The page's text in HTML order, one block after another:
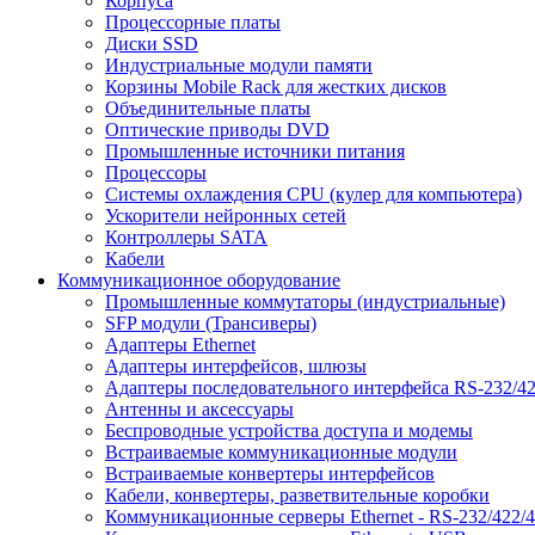
Процессорные платы
Диски SSD
Индустриальные модули памяти
Корзины Mobile Rack для жестких дисков
Объединительные платы
Оптические приводы DVD
Промышленные источники питания
Процессоры
Системы охлаждения CPU (кулер для компьютера)
Ускорители нейронных сетей
Контроллеры SATA
Кабели
Коммуникационное оборудование
Промышленные коммутаторы (индустриальные)
SFP модули (Трансиверы)
Адаптеры Ethernet
Адаптеры интерфейсов, шлюзы
Адаптеры последовательного интерфейса RS-232/
Антенны и аксессуары
Беспроводные устройства доступа и модемы
Встраиваемые коммуникационные модули
Встраиваемые конвертеры интерфейсов
Кабели, конвертеры, разветвительные коробки
Коммуникационные серверы Ethernet - RS-232/422/